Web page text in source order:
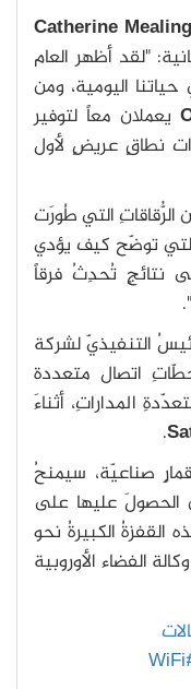
Catherine
"لقد أظهر العام
اليومية، ومن
يعملان معاً لتوفير
نطاقٍ عريضٍ لأول
التي طُورَت
توضّح كيف يؤدي
نتائجٍ تُحدِثُ فرقاً
التنفيذيّ لشركة
اتصال متعددة
المداراتِ، أثناءَ
.
صناعيّة، سيمنحُ
الحصولَ عليها على
الكبيرةُ نحو
الفضاء الأوروبية